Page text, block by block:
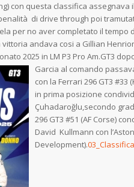
con questa classifica
di drive through poi
per no aver completato il tempo
andava cosi a Gillian
2025 in LM P3 Pro Am.GT3
Garcia al comando
con la Ferrari 296 GT3
in prima posizione
Çuhadaroğlu,secondo
296 GT3 #51 (AF Corse)
David Kullmann con
Development).